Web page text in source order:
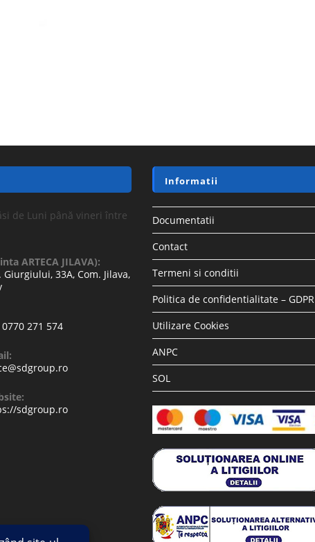
de Luni până vineri între
ARTECA JILAVA):
Giurgiului, 33A, Com. Jilava,
0770 271 574
sdgroup.ro
Informatii
Documentatii
Contact
Termeni si conditii
Politica de confidentialitate – GDPR
Utilizare Cookies
ANPC
SOL